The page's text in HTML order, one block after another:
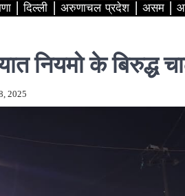
दिल्ली अरुणाचल प्रदेश असम
नियमो के बिरुद्ध
2025